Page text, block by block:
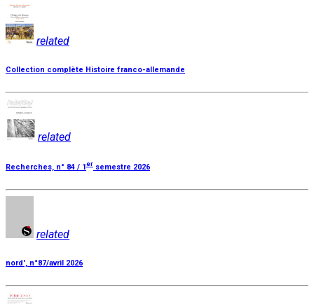
related
Collection complète Histoire franco-allemande
related
Recherches, n° 84 / 1 er semestre 2026
related
nord', n°87/avril 2026